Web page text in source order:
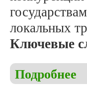
локальных
Ключевые
Подробнее